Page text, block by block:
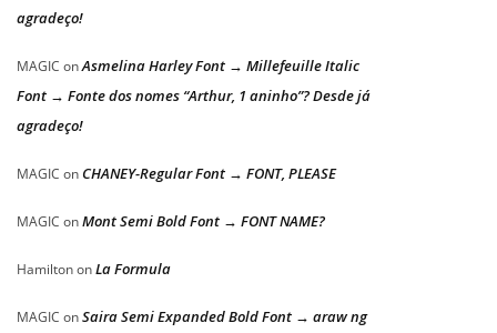
agradeço!
MAGIC onAsmelina Harley Font → Millefeuille Italic
Font → Fonte dos nomes “Arthur, 1 aninho”? Desde já
agradeço!
MAGIC on CHANEY-Regular Font → FONT, PLEASE
MAGIC onMont Semi Bold Font → FONT NAME?
HamiltononLa Formula
MAGIC onSaira Semi Expanded Bold Font → araw ng